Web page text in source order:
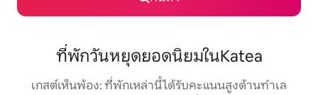
ที่พักวันหยุดยอดนิยมในKatea
เกสต์เห็นพ้อง: ที่พักเหล่านี้ได้รับคะแนนสูงด้านทำเล